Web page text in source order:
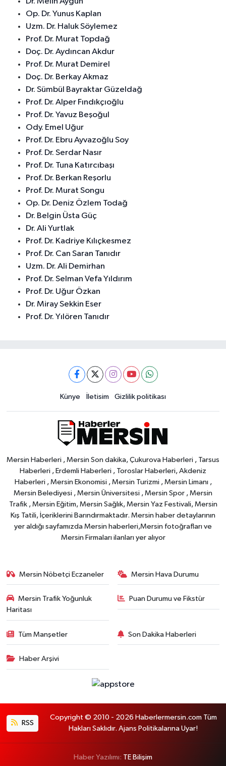
Op. Dr. Yunus Kaplan
Uzm. Dr. Haluk Söylemez
Prof. Dr. Murat Topdağ
Doç. Dr. Aydıncan Akdur
Prof. Dr. Murat Demirel
Doç. Dr. Berkay Akmaz
Dr. Sümbül Bayraktar Güzeldağ
Prof. Dr. Alper Fındıkçıoğlu
Prof. Dr. Yavuz Beşoğul
Ody. Emel Uğur
Prof. Dr. Ebru Ayvazoğlu Soy
Prof. Dr. Serdar Nasır
Prof. Dr. Tuna Katırcıbaşı
Prof. Dr. Berkan Reşorlu
Prof. Dr. Murat Songu
Op. Dr. Deniz Özlem Todağ
Dr. Belgin Üsta Güç
Dr. Ali Yurtlak
Prof. Dr. Kadriye Kılıçkesmez
Prof. Dr. Can Saran Tanıdır
Uzm. Dr. Ali Demirhan
Prof. Dr. Selman Vefa Yıldırım
Prof. Dr. Uğur Özkan
Dr. Miray Sekkin Eser
Prof. Dr. Yılören Tanıdır
Künye İletisim Gizlilik politikası
Mersin Haberleri , Mersin Son dakika, Çukurova Haberleri , Tarsus
Haberleri , Erdemli Haberleri , Toroslar Haberleri, Akdeniz
Haberleri , Mersin Ekonomisi , Mersin Turizmi , Mersin Limanı ,
Mersin Belediyesi , Mersin Üniversitesi , Mersin Spor , Mersin
Trafik , Mersin Eğitim, Mersin Sağlık, Mersin Yaz Festivali, Mersin
Kış Tatili, İçeriklerini Barındırmaktadır. Mersin haber detaylarının
yer aldığı sayfamızda Mersin haberleri,Mersin fotoğrafları ve
Mersin Firmaları ilanları yer alıyor
Mersin Nöbetçi Eczaneler Mersin Hava Durumu
Mersin Trafik Yoğunluk
Haritası
Puan Durumu ve Fikstür
Tüm Manşetler Son Dakika Haberleri
Haber Arşivi
RSS
Copyright © 2010 - 2026 Haberlermersin.com Tüm
Hakları Saklıdır. Ajans Politikalarına Uyar!
Haber Yazılımı: TE Bilişim